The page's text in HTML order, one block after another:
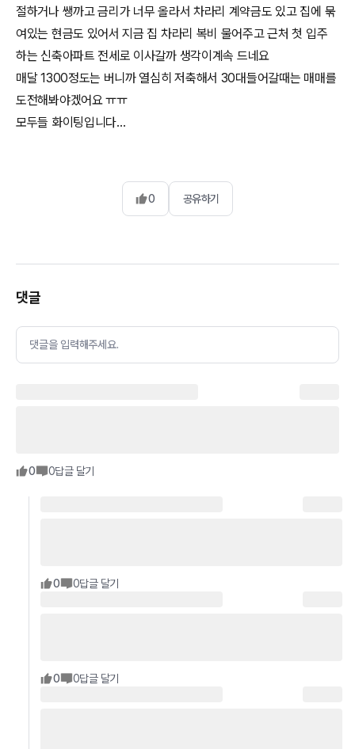
절하거나 쌩까고 금리가 너무 올라서 차라리 계약금도 있고 집에 묶
여있는 현금도 있어서 지금 집 차라리 복비 물어주고 근처 첫 입주
하는 신축아파트 전세로 이사갈까 생각이계속 드네요
매달 1300정도는 버니까 열심히 저축해서 30대들어갈때는 매매를
도전해봐야겠어요 ㅠㅠ
모두들 화이팅입니다…
0 공유하기
댓글
댓글을 입력해주세요.
0 0답글 달기
0 0답글 달기
0 0답글 달기